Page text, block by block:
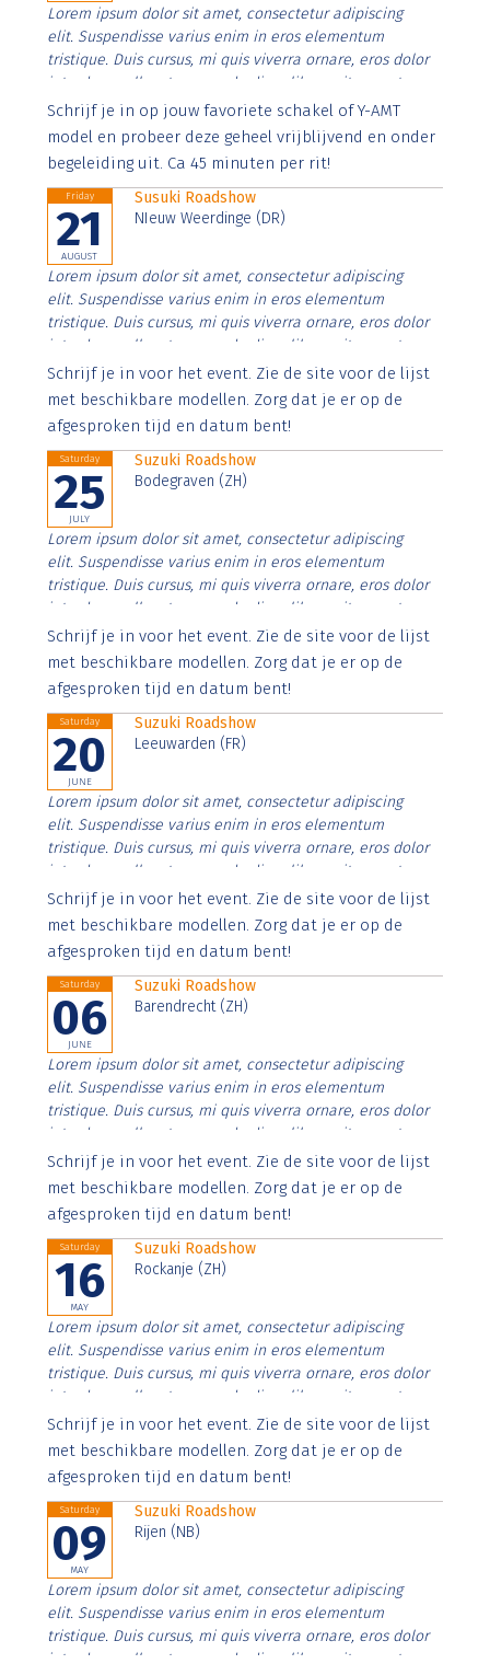
Lorem ipsum dolor sit amet, consectetur adipiscing
elit. Suspendisse varius enim in eros elementum
tristique. Duis cursus, mi quis viverra ornare, eros dolor
interdum nulla, ut commodo diam libero vitae erat.
Aenean faucibus nibh et justo cursus id rutrum lorem
imperdiet. Nunc ut sem vitae risus tristique posuere.
Schrijf je in op jouw favoriete schakel of Y-AMT
model en probeer deze geheel vrijblijvend en onder
begeleiding uit. Ca 45 minuten per rit!
Friday
21
AUGUST
Susuki Roadshow
NIeuw Weerdinge (DR)
Lorem ipsum dolor sit amet, consectetur adipiscing
elit. Suspendisse varius enim in eros elementum
tristique. Duis cursus, mi quis viverra ornare, eros dolor
interdum nulla, ut commodo diam libero vitae erat.
Aenean faucibus nibh et justo cursus id rutrum lorem
imperdiet. Nunc ut sem vitae risus tristique posuere.
Schrijf je in voor het event. Zie de site voor de lijst
met beschikbare modellen. Zorg dat je er op de
afgesproken tijd en datum bent!
Saturday
25
JULY
Suzuki Roadshow
Bodegraven (ZH)
Lorem ipsum dolor sit amet, consectetur adipiscing
elit. Suspendisse varius enim in eros elementum
tristique. Duis cursus, mi quis viverra ornare, eros dolor
interdum nulla, ut commodo diam libero vitae erat.
Aenean faucibus nibh et justo cursus id rutrum lorem
imperdiet. Nunc ut sem vitae risus tristique posuere.
Schrijf je in voor het event. Zie de site voor de lijst
met beschikbare modellen. Zorg dat je er op de
afgesproken tijd en datum bent!
Saturday
20
JUNE
Suzuki Roadshow
Leeuwarden (FR)
Lorem ipsum dolor sit amet, consectetur adipiscing
elit. Suspendisse varius enim in eros elementum
tristique. Duis cursus, mi quis viverra ornare, eros dolor
interdum nulla, ut commodo diam libero vitae erat.
Aenean faucibus nibh et justo cursus id rutrum lorem
imperdiet. Nunc ut sem vitae risus tristique posuere.
Schrijf je in voor het event. Zie de site voor de lijst
met beschikbare modellen. Zorg dat je er op de
afgesproken tijd en datum bent!
Saturday
06
JUNE
Suzuki Roadshow
Barendrecht (ZH)
Lorem ipsum dolor sit amet, consectetur adipiscing
elit. Suspendisse varius enim in eros elementum
tristique. Duis cursus, mi quis viverra ornare, eros dolor
interdum nulla, ut commodo diam libero vitae erat.
Aenean faucibus nibh et justo cursus id rutrum lorem
imperdiet. Nunc ut sem vitae risus tristique posuere.
Schrijf je in voor het event. Zie de site voor de lijst
met beschikbare modellen. Zorg dat je er op de
afgesproken tijd en datum bent!
Saturday
16
MAY
Suzuki Roadshow
Rockanje (ZH)
Lorem ipsum dolor sit amet, consectetur adipiscing
elit. Suspendisse varius enim in eros elementum
tristique. Duis cursus, mi quis viverra ornare, eros dolor
interdum nulla, ut commodo diam libero vitae erat.
Aenean faucibus nibh et justo cursus id rutrum lorem
imperdiet. Nunc ut sem vitae risus tristique posuere.
Schrijf je in voor het event. Zie de site voor de lijst
met beschikbare modellen. Zorg dat je er op de
afgesproken tijd en datum bent!
Saturday
09
MAY
Suzuki Roadshow
Rijen (NB)
Lorem ipsum dolor sit amet, consectetur adipiscing
elit. Suspendisse varius enim in eros elementum
tristique. Duis cursus, mi quis viverra ornare, eros dolor
interdum nulla, ut commodo diam libero vitae erat.